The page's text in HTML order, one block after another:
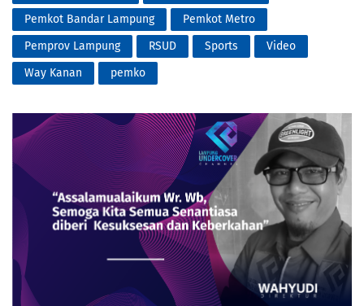
Pemkot Bandar Lampung
Pemkot Metro
Pemprov Lampung
RSUD Sports
Video
Way Kanan
pemko